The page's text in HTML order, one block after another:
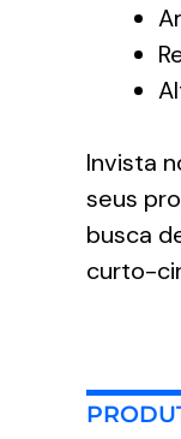
Invista
seus
busca
curto-